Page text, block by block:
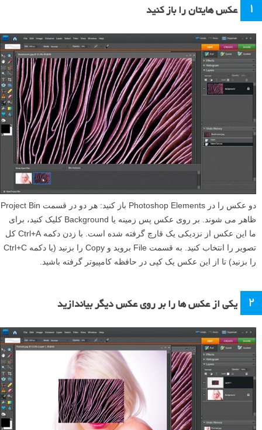
۱ عکس هایتان را باز کنید
دو عکس را در Photoshop Elements باز کنید: هر دو در قسمت Project Bin
ظاهر می شوند. بر روی عکس پس زمینه یا Background کلیک کنید، برای
ما این عکس از نزدیکی یک قارچ گرفته شده است. با زدن دکمه Ctrl+A کل
تصویر را انتخاب کنید. به قسمت File بروید و Copy را بزنید (یا دکمه Ctrl+C
را بزنید) تا از این عکس یک کپی در حافظه کامپیوتر گرفته باشید.
۲ یکی از عکس ها را بر روی عکس دیگر بیاندازید